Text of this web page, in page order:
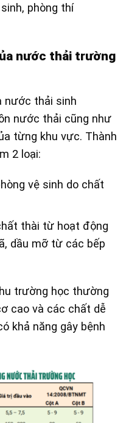
phòng thí
nước thải trường
nước thải sinh
nước thải cũng như
từng khu vực. Thành
2 loại:
vệ sinh do chất
thài từ hoạt động
dầu mỡ từ các bếp
trường học thường
cao và các chất dễ
khả năng gây bệnh